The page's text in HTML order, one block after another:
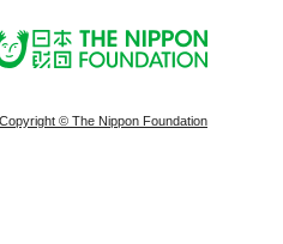
Copyright © The Nippon Foundation